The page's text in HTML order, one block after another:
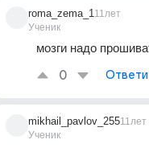
roma_zema_1
Ученик
11лет
мозги надо
0
mikhail_pavlov_255
Ученик
11лет